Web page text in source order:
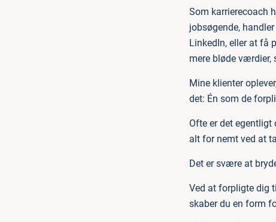
Som karrierecoach
jobsøgende,
LinkedIn, eller at få
mere bløde værdier,
Mine klienter
det: Én som de
Ofte er det
alt for nemt ved at
Det er svære at
Ved at forpligte dig
skaber du en form